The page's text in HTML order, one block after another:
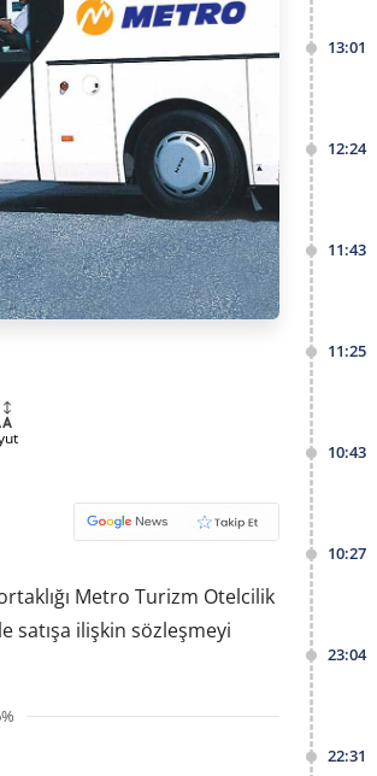
Metro Turizm Otelcilik
satışa ilişkin sözleşmeyi
13:01
12:24
11:43
11:25
10:43
10:27
23:04
22:31